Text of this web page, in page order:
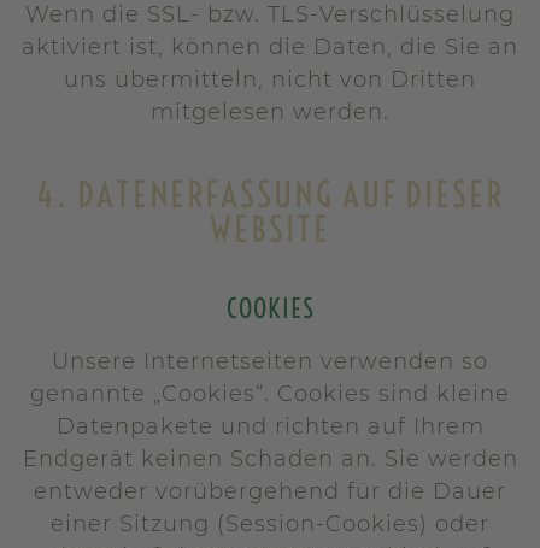
Wenn die SSL- bzw. TLS-Verschlüsselung
aktiviert ist, können die Daten, die Sie an
uns übermitteln, nicht von Dritten
mitgelesen werden.
4. DATENERFASSUNG AUF DIESER
WEBSITE
COOKIES
Unsere Internetseiten verwenden so
genannte „Cookies“. Cookies sind kleine
Datenpakete und richten auf Ihrem
Endgerät keinen Schaden an. Sie werden
entweder vorübergehend für die Dauer
einer Sitzung (Session-Cookies) oder